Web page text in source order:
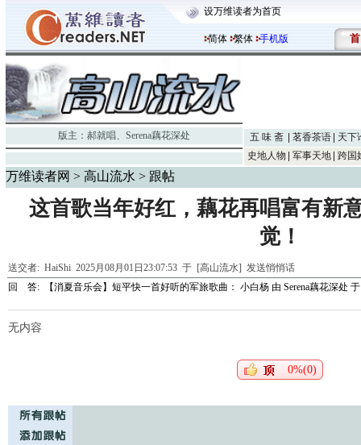
设万维读者为首页
简体 繁体 手机版 首
版主： 郝就唱、 Serena藕花深处 五 味 斋 茗香茶语
天下
史地人物
军事天地 跨国
万维读者网 > 高山流水 > 跟帖
这首歌当年好红，藕花再唱富有新
觉！
送交者: HaiShi 2025月08月01日23:07:53 于 [高山流水] 发送悄悄话
回 答:
【消夏音乐会】短平快一首好听的军旅歌曲： 小白杨 由 Serena藕花深处
无内容
0%(0)